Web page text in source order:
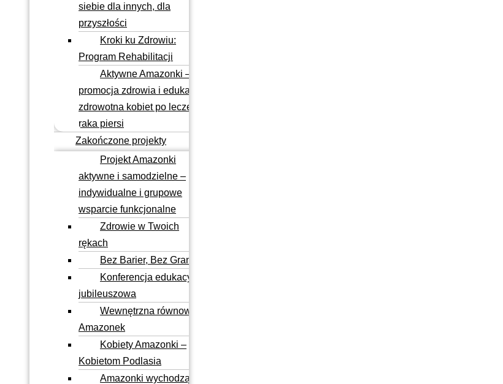
siebie dla innych, dla
przyszłości
Kroki ku Zdrowiu:
Program Rehabilitacji
Aktywne Amazonki –
promocja zdrowia i edukacja
zdrowotna kobiet po leczeniu
raka piersi
Zakończone projekty
Projekt Amazonki
aktywne i samodzielne –
indywidualne i grupowe
wsparcie funkcjonalne
Zdrowie w Twoich
rękach
Bez Barier, Bez Granic
Konferencja edukacyjno–
jubileuszowa
Wewnętrzna równowaga
Amazonek
Kobiety Amazonki –
Kobietom Podlasia
Amazonki wychodzą z